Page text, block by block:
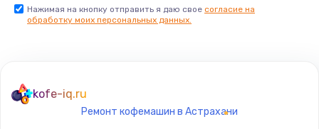
Устранение ошибок
2000 руб.
Нажимая на кнопку отправить я даю свое согласие на
обработку моих персональных данных.
kofe-iq.ru
Ремонт кофемашин в Астрахани